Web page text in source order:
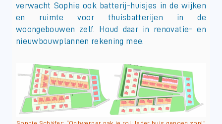
verwacht Sophie ook batterij-huisjes in de wijken
en ruimte voor thuisbatterijen in de
woongebouwen zelf. Houd daar in renovatie- en
nieuwbouwplannen rekening mee.